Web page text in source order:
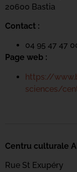
20600 Bastia
Contact :
04 95 47 47
Page web :
https://
sciences/
Centru culturale
Rue St Exupéry